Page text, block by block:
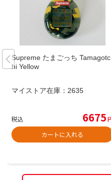
Supreme たまごっち Tamagotc
hi Yellow
マイストア在庫： 2635
税込 6675
カートに入れる